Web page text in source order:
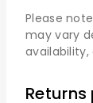
Please
may vary